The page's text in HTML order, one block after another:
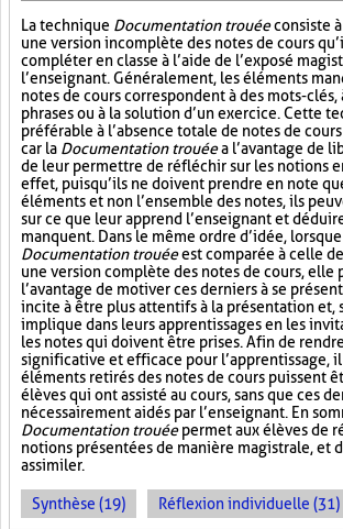
La technique Documentation trouéeconsiste
une version incomplète des notes de cours
compléter en classe à l’aide de l’exposé
l’enseignant. Généralement, les éléments
notes de cours correspondent à des mots-clés,
phrases ou à la solution d’un exercice. Cette
préférable à l’absence totale de notes de
car la Documentation trouéea l’avantage de
de leur permettre de réfléchir sur les notions
effet, puisqu’ils ne doivent prendre en note
éléments et non l’ensemble des notes, ils
sur ce que leur apprend l’enseignant et
manquent. Dans le même ordre d’idée,
Documentation trouéeest comparée à celle
une version complète des notes de cours, elle
l’avantage de motiver ces derniers à se
incite à être plus attentifs à la présentation et,
implique dans leurs apprentissages en les
les notes qui doivent être prises. Afin de
significative et efficace pour l’apprentissage,
éléments retirés des notes de cours puissent
élèves qui ont assisté au cours, sans que ces
nécessairement aidés par l’enseignant. En
Documentation trouéepermet aux élèves de
notions présentées de manière magistrale, et
assimiler.
Synthèse (19) Réflexion individuelle (31)